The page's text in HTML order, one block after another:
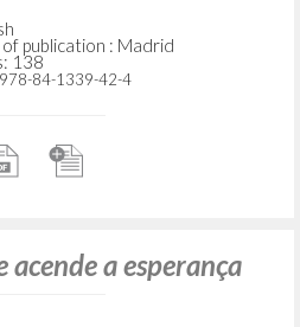
of publication : Madrid
138
84-1339-42-4
acende a esperança